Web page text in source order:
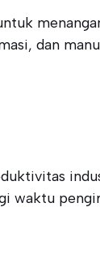
dan
waktu